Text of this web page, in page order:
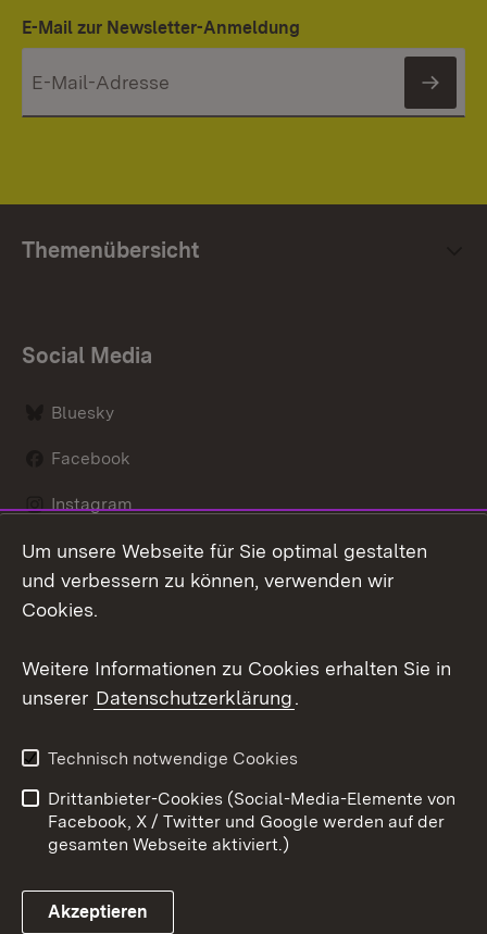
E-Mail zur Newsletter-Anmeldung
Themenübersicht
Social Media
Bluesky
Facebook
Instagram
LinkedIn
Link zum Landesportal
Datenschutz
Barrierefreiheit
Impressum
Cookies
Um unsere Webseite für Sie optimal gestalten
und verbessern zu können, verwenden wir
Cookies.
Weitere Informationen zu Cookies erhalten Sie in
unserer Datenschutzerklärung.
Technisch notwendige Cookies
Drittanbieter-Cookies (Social-Media-Elemente von
Facebook, X / Twitter und Google werden auf der
gesamten Webseite aktiviert.)
Akzeptieren